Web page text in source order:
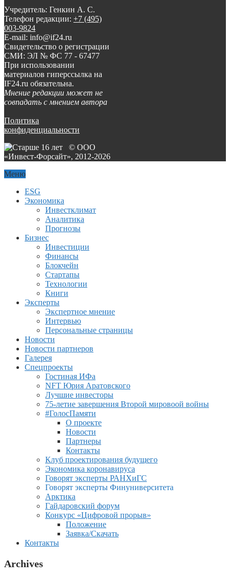
Учредитель: Генкин А. С.
Телефон редакции: +7 (495)
003-9824
E-mail: info@if24.ru
Свидетельство о регистрации
СМИ: ЭЛ № ФС 77 - 67477
При использовании
материалов гиперссылка на
IF24.ru обязательна.
Мнение редакции может не
совпадать с мнением автора
Политика
конфиденциальности
© ООО
«Инвест-Форсайт», 2012-2026
Меню
ESG
Экономика
Инвестклимат
Аналитика
Прогнозы
Бизнес
Инвестиции
Финансы
Блокчейн
Стартапы
Технологии
Книги
Эксперты
Экспертное мнение
Интервью
Персональные страницы
Новости
Новости партнеров
Галерея
Спецпроекты
Гостиная ИФа
NFT Юрия Аратовского
Лучшие инвесторы
75-летие завершения Второй мировоой войны
#ГолосПамяти
О проекте
Новости
Партнеры
Контакты
Клуб проектирования будущего
Экономика коронавируса
Говорят эксперты РАНХиГС
Говорят эксперты Финуниверситета
Арктика
Гайдаровский форум
Конкурс «Цифровой прорыв»
Положение
Заявка/Скачать
Контакты
Archives